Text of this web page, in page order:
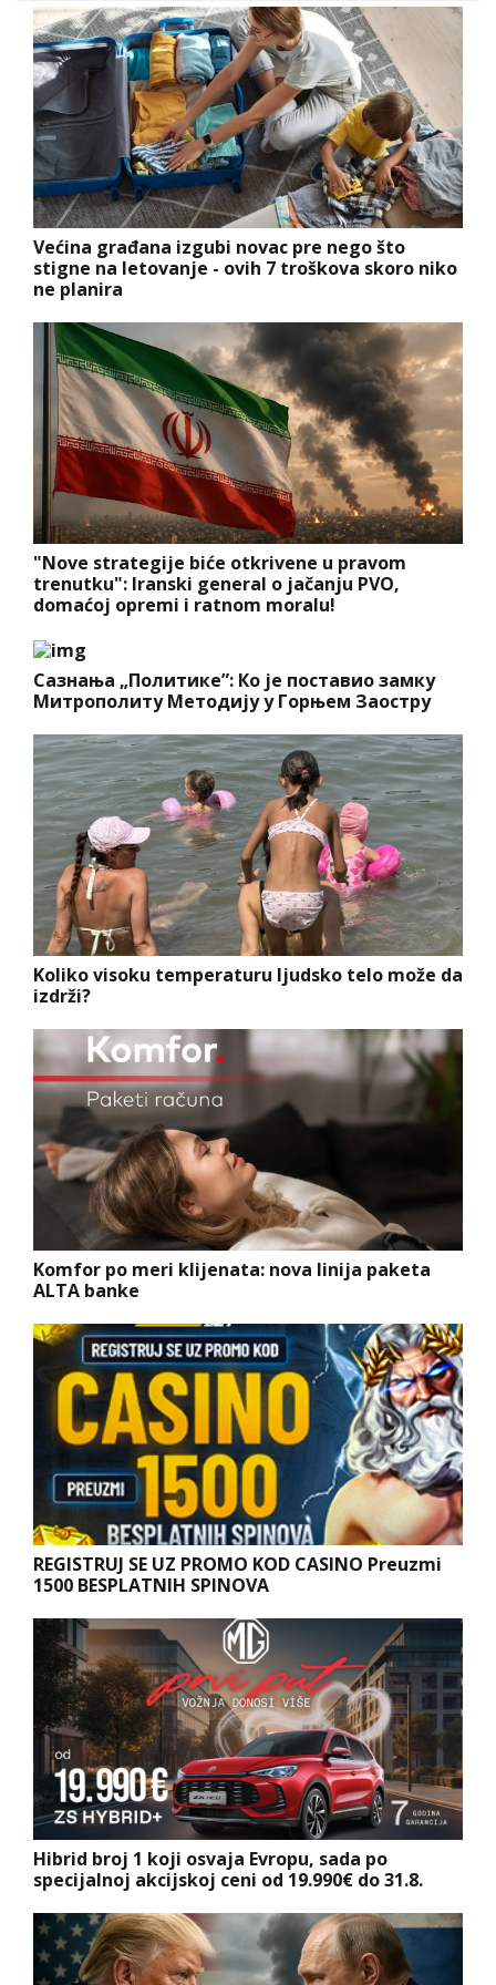
Većina građana izgubi novac pre nego što
stigne na letovanje - ovih 7 troškova skoro niko
ne planira
"Nove strategije biće otkrivene u pravom
trenutku": Iranski general o jačanju PVO,
domaćoj opremi i ratnom moralu!
Сазнања „Политике”: Ко је поставио замку
Митрополиту Методију у Горњем Заостру
Koliko visoku temperaturu ljudsko telo može da
izdrži?
Komfor po meri klijenata: nova linija paketa
ALTA banke
REGISTRUJ SE UZ PROMO KOD CASINO Preuzmi
1500 BESPLATNIH SPINOVA
Hibrid broj 1 koji osvaja Evropu, sada po
specijalnoj akcijskoj ceni od 19.990€ do 31.8.